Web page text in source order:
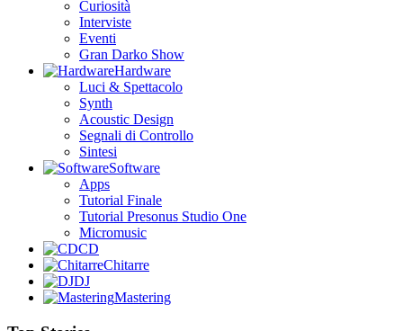
Curiosità
Interviste
Eventi
Gran Darko Show
Hardware
Luci & Spettacolo
Synth
Acoustic Design
Segnali di Controllo
Sintesi
Software
Apps
Tutorial Finale
Tutorial Presonus Studio One
Micromusic
CD
Chitarre
DJ
Mastering